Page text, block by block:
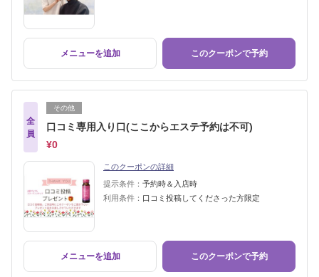
メニューを追加 このクーポンで予約
全
員
その他
口コミ専用入り口(ここからエステ予約は不可)
¥0
このクーポンの詳細
提示条件： 予約時＆入店時
利用条件： 口コミ投稿してくださった方限定
メニューを追加 このクーポンで予約